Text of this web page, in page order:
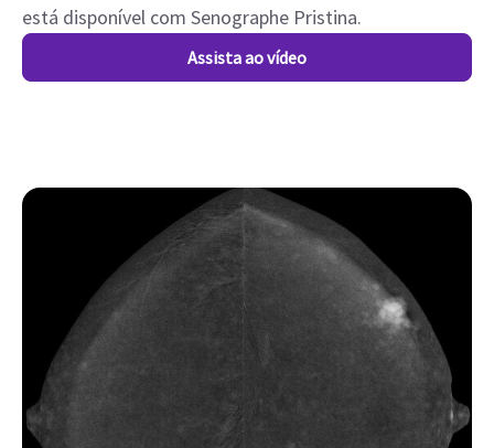
está disponível com Senographe Pristina.
Assista ao vídeo